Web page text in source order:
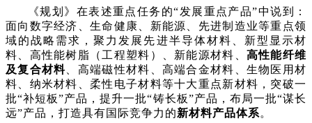
《规划》在表述重点任务的“发展重点产品”中说到：
面向数字经济、生命健康、新能源、先进制造业等重点领
域的战略需求，聚力发展先进半导体材料、新型显示材
料、高性能树脂（工程塑料）、新能源材料、 高性能纤维
及复合材料 、高端磁性材料、高端合金材料、生物医用材
料、纳米材料、柔性电子材料等十大重点新材料，突破一
批“补短板”产品，提升一批“铸长板”产品，布局一批“谋长
远”产品，打造具有国际竞争力的新材料产品体系。